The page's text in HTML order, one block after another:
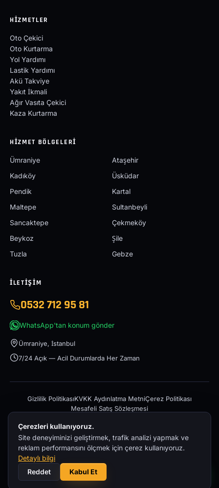
HIZMETLER
Oto Çekici
Oto Kurtarma
Yol Yardımı
Lastik Yardımı
Akü Takviye
Yakıt İkmali
Ağır Vasıta Çekici
Kaza Kurtarma
HIZMET BÖLGELERI
Ümraniye
Ataşehir
Kadıköy
Üsküdar
Pendik
Kartal
Maltepe
Sultanbeyli
Sancaktepe
Çekmeköy
Beykoz
Şile
Tuzla
Gebze
İLETIŞIM
0532 712 95 81
WhatsApp'tan konum gönder
Ümraniye, İstanbul
7/24 Açık — Acil Durumlarda Her Zaman
Gizlilik PolitikasıKVKK Aydınlatma MetniÇerez Politikası
Mesafeli Satış Sözleşmesi
© 2026 İstanbul Acil Oto Çekici – 0532 712 95 81 — Tüm hakları
saklıdır.
Powered byOnox Soft
Çerezleri kullanıyoruz.
Site deneyiminizi geliştirmek, trafik analizi yapmak ve
reklam performansını ölçmek için çerez kullanıyoruz.
Detaylı bilgi
Reddet
Kabul Et